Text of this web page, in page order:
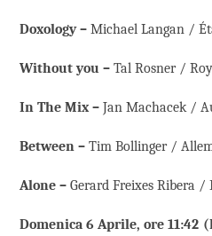
Doxology – Michael Langan /
Without you – Tal Rosner /
In The Mix – Jan Machacek /
Between – Tim Bollinger /
Alone – Gerard Freixes Ribera /
Domenica 6 Aprile, ore 11:42